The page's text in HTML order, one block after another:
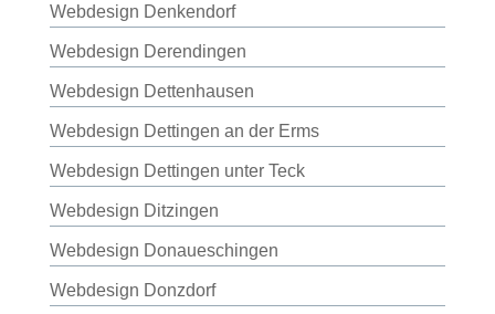
Webdesign Denkendorf
Webdesign Derendingen
Webdesign Dettenhausen
Webdesign Dettingen an der Erms
Webdesign Dettingen unter Teck
Webdesign Ditzingen
Webdesign Donaueschingen
Webdesign Donzdorf